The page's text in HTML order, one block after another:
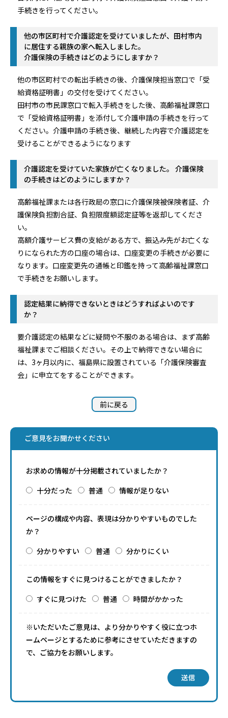
手続きを行ってください。
他の市区町村で介護認定を受けていましたが、田村市内
に居住する親族の家へ転入しました。
介護保険の手続きはどのようにしますか？
他の市区町村での転出手続きの後、介護保険担当窓口で「受
給資格証明書」の交付を受けてください。
田村市の市民課窓口で転入手続きをした後、高齢福祉課窓口
で「受給資格証明書」を添付して介護申請の手続きを行って
ください。介護申請の手続き後、継続した内容で介護認定を
受けることができるようになります
介護認定を受けていた家族が亡くなりました。 介護保険
の手続きはどのようにしますか？
高齢福祉課または各行政局の窓口に介護保険被保険者証、介
護保険負担割合証、負担限度額認定証等を返却してくださ
い。
高額介護サービス費の支給がある方で、振込み先がお亡くな
りになられた方の口座の場合は、口座変更の手続きが必要に
なります。口座変更先の通帳と印鑑を持って高齢福祉課窓口
で手続きをお願いします。
認定結果に納得できないときはどうすればよいのです
か？
要介護認定の結果などに疑問や不服のある場合は、まず高齢
福祉課までご相談ください。その上で納得できない場合に
は、3ヶ月以内に、福島県に設置されている「介護保険審査
会」に申立てをすることができます。
前に戻る
ご意見をお聞かせください
お求めの情報が十分掲載されていましたか？
十分だった
普通 情報が足りない
ページの構成や内容、表現は分かりやすいものでした
か？
分かりやすい
普通 分かりにくい
この情報をすぐに見つけることができましたか？
すぐに見つけた
普通 時間がかかった
※いただいたご意見は、より分かりやすく役に立つホ
ームページとするために参考にさせていただきますの
で、ご協力をお願いします。
送信